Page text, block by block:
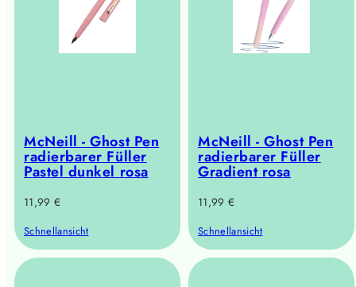
McNeill - Ghost Pen
radierbarer Füller
Pastel dunkel rosa
Regulärer
11,99 €
Schnellansicht
McNeill - Ghost Pen
radierbarer Füller
Gradient rosa
Regulärer
11,99 €
Schnellansicht